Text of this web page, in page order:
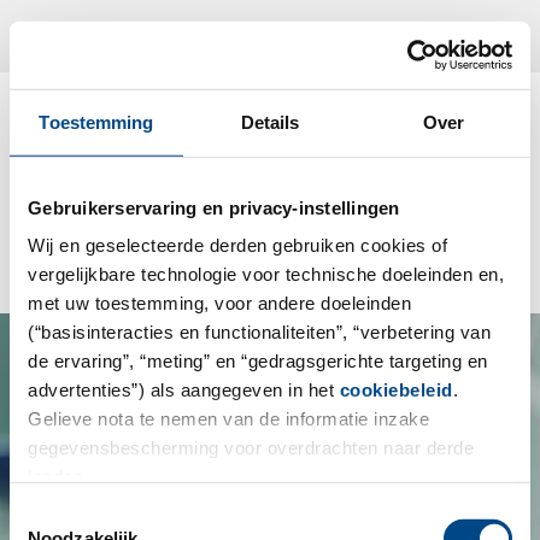
Toestemming Details Over
Gebruikerservaring en privacy-instellingen
Wij en geselecteerde derden gebruiken cookies of
vergelijkbare technologie voor technische doeleinden en,
met uw toestemming, voor andere doeleinden
(“basisinteracties en functionaliteiten”, “verbetering van
de ervaring”, “meting” en “gedragsgerichte targeting en
advertenties”) als aangegeven in het cookiebeleid.
Gelieve nota te nemen van de informatie inzake
gegevensbescherming voor overdrachten naar derde
Toestemmingsselectie
Vestiging
GBA Polska introduces the
Seal for Cosmetics